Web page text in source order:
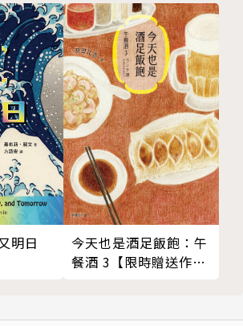
姑娘」
顧妹妹
事結束
親戚為她著急
雷受挫
之道
明日
今天也是酒足飯飽：午
餐酒 3【限時贈送作者